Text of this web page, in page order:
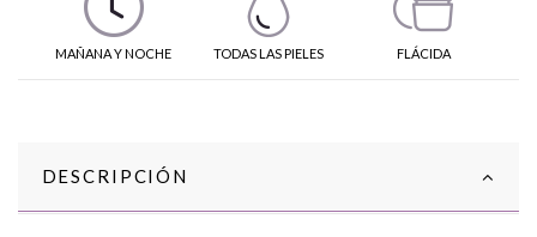
MAÑANA Y NOCHE TODAS LAS PIELES FLÁCIDA
DESCRIPCIÓN